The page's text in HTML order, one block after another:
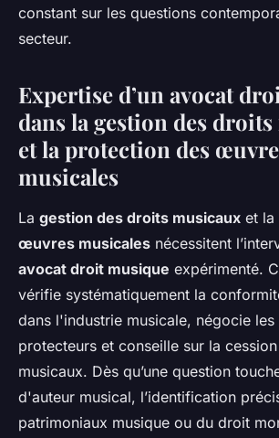
constant sur les questions
secteur.
Expertise d’un avocat
dans la gestion des
et la protection des
musicales
La gestion des droits musicaux et la
œuvres musicales nécessitent
avocat droit musique expérimenté.
vérifie systématiquement la
dans l'industrie musicale, négocie les
protecteurs et conseille sur la
musicaux. Dès qu’une question
d'auteur musical, l’identification
patrimoniaux musique ou du droit